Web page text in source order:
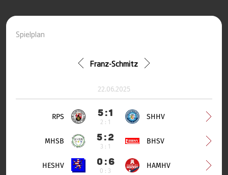
Spielplan
Franz-Schmitz
22.06.2025
RPS 5 : 1
2 : 1
SHHV
MHSB 5 : 2
3 : 1
BHSV
HESHV 0 : 6
0 : 3
HAMHV